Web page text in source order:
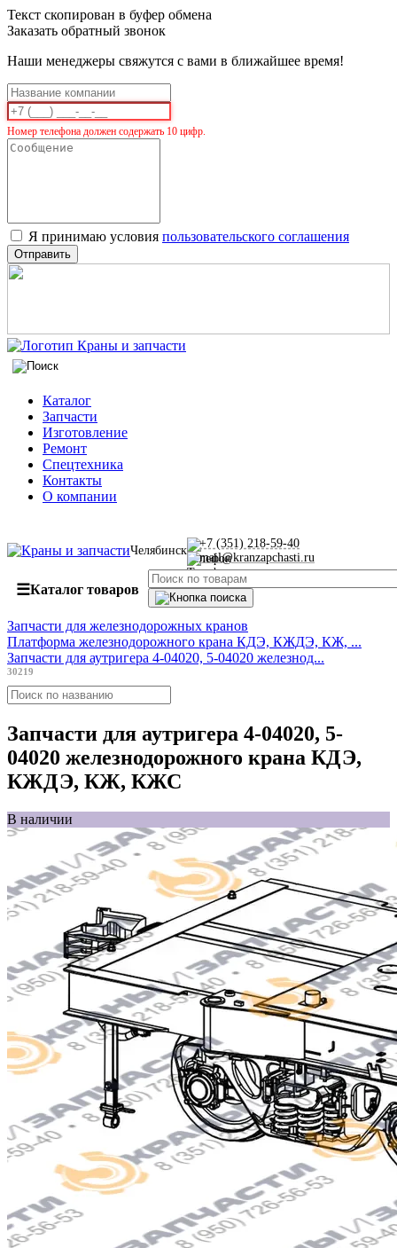
Текст скопирован в буфер обмена
Заказать обратный звонок
Наши менеджеры свяжутся с вами в ближайшее время!
Номер телефона должен содержать 10 цифр.
Я принимаю условия пользовательского соглашения
Отправить
Каталог
Запчасти
Изготовление
Ремонт
Спецтехника
Контакты
О компании
Челябинск
+7 (351) 218-59-40
mail@kranzapchasti.ru
☰Каталог товаров
Запчасти для железнодорожных кранов
Платформа железнодорожного крана КДЭ, КЖДЭ, КЖ, ...
Запчасти для аутригера 4-04020, 5-04020 железнод...
30219
Запчасти для аутригера 4-04020, 5-
04020 железнодорожного крана КДЭ,
КЖДЭ, КЖ, КЖС
В наличии